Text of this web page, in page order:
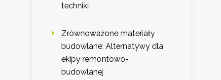
techniki
Zrównoważone materiały
budowlane: Alternatywy dla
ekipy remontowo-
budowlanej